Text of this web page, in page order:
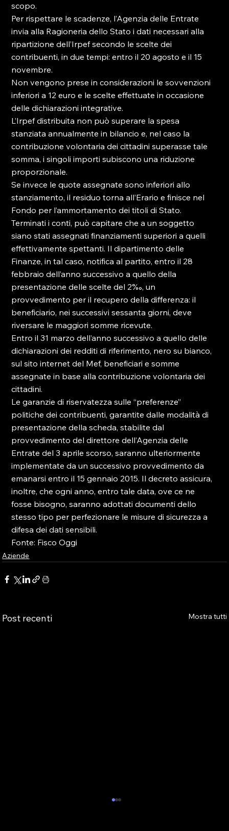
scopo.
Per rispettare le scadenze, l’Agenzia delle Entrate
invia alla Ragioneria dello Stato i dati necessari alla
ripartizione dell’Irpef secondo le scelte dei
contribuenti, in due tempi: entro il 20 agosto e il 15
novembre.
Non vengono prese in considerazioni le sovvenzioni
inferiori a 12 euro e le scelte effettuate in occasione
delle dichiarazioni integrative.
L’Irpef distribuita non può superare la spesa
stanziata annualmente in bilancio e, nel caso la
contribuzione volontaria dei cittadini superasse tale
somma, i singoli importi subiscono una riduzione
proporzionale.
Se invece le quote assegnate sono inferiori allo
stanziamento, il residuo torna all’Erario e finisce nel
Fondo per l’ammortamento dei titoli di Stato.
Terminati i conti, può capitare che a un soggetto
siano stati assegnati finanziamenti superiori a quelli
effettivamente spettanti. Il dipartimento delle
Finanze, in tal caso, notifica al partito, entro il 28
febbraio dell’anno successivo a quello della
presentazione delle scelte del 2‰, un
provvedimento per il recupero della differenza: il
beneficiario, nei successivi sessanta giorni, deve
riversare le maggiori somme ricevute.
Entro il 31 marzo dell’anno successivo a quello delle
dichiarazioni dei redditi di riferimento, nero su bianco,
sul sito internet del Mef, beneficiari e somme
assegnate in base alla contribuzione volontaria dei
cittadini.
Le garanzie di riservatezza sulle “preferenze”
politiche dei contribuenti, garantite dalle modalità di
presentazione della scheda, stabilite dal
provvedimento del direttore dell’Agenzia delle
Entrate del 3 aprile scorso, saranno ulteriormente
implementate da un successivo provvedimento da
emanarsi entro il 15 gennaio 2015. Il decreto assicura,
inoltre, che ogni anno, entro tale data, ove ce ne
fosse bisogno, saranno adottati documenti dello
stesso tipo per perfezionare le misure di sicurezza a
difesa dei dati sensibili.
Fonte: Fisco Oggi
Aziende
Post recenti Mostra tutti